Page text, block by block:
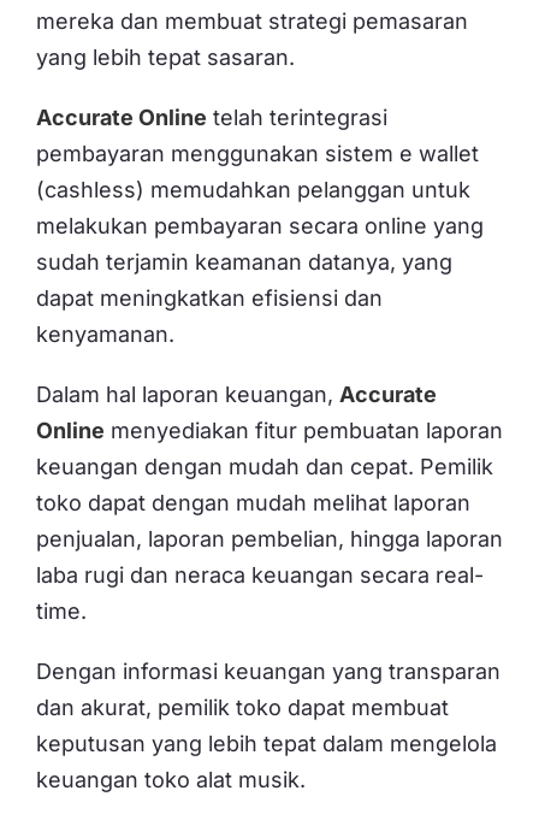
mereka dan membuat strategi pemasaran
yang lebih tepat sasaran.
Accurate Online telah terintegrasi
pembayaran menggunakan sistem e wallet
(cashless) memudahkan pelanggan untuk
melakukan pembayaran secara online yang
sudah terjamin keamanan datanya, yang
dapat meningkatkan efisiensi dan
kenyamanan.
Dalam hal laporan keuangan, Accurate
Online menyediakan fitur pembuatan laporan
keuangan dengan mudah dan cepat. Pemilik
toko dapat dengan mudah melihat laporan
penjualan, laporan pembelian, hingga laporan
laba rugi dan neraca keuangan secara real-
time.
Dengan informasi keuangan yang transparan
dan akurat, pemilik toko dapat membuat
keputusan yang lebih tepat dalam mengelola
keuangan toko alat musik.